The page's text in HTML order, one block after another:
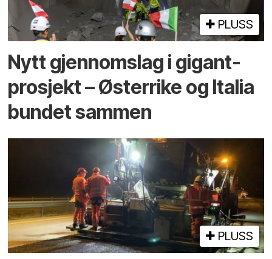
PLUSS
Nytt gjennomslag i gigant­
prosjekt – Østerrike og Italia
bundet sammen
PLUSS